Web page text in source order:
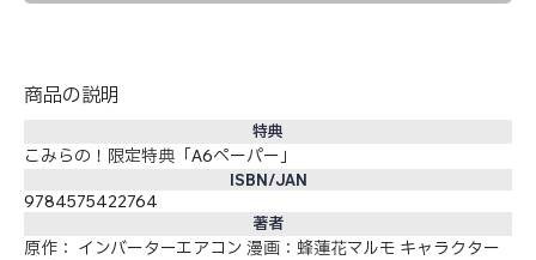
商品の説明
特典
こみらの！限定特典「A6ペーパー」
ISBN/JAN
9784575422764
著者
原作： インバーターエアコン 漫画：蜂蓮花マルモ キャラクター